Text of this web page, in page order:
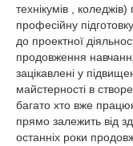
технікумів ,
професійну
до проектної
продовження
зацікавлені у
майстерності в
багато хто вже
прямо залежить від
останніх роки